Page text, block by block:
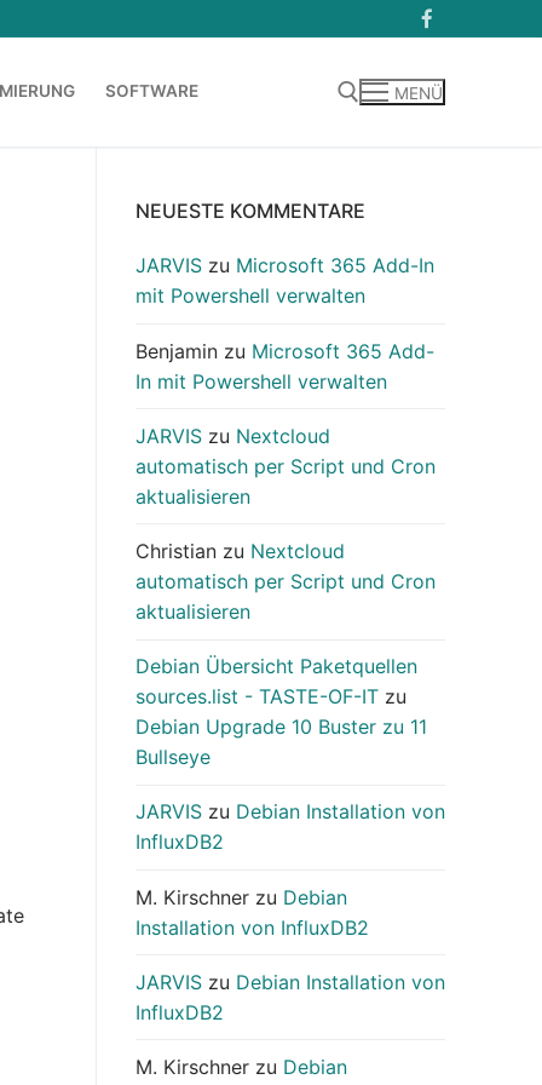
SOFTWARE MENÜ
NEUESTE KOMMENTARE
JARVIS zu Microsoft 365 Add-In
mit Powershell verwalten
Benjamin zu Microsoft 365 Add-
In mit Powershell verwalten
JARVIS zu Nextcloud
automatisch per Script und Cron
aktualisieren
Christian zu Nextcloud
automatisch per Script und Cron
aktualisieren
Debian Übersicht Paketquellen
sources.list - TASTE-OF-IT zu
Debian Upgrade 10 Buster zu 11
Bullseye
JARVIS zu Debian Installation von
InfluxDB2
M. Kirschner zu Debian
Installation von InfluxDB2
JARVIS zu Debian Installation von
InfluxDB2
M. Kirschner zu Debian